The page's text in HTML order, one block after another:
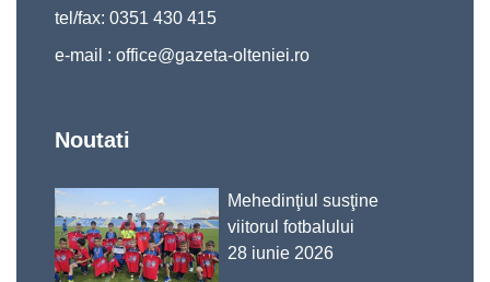
tel/fax: 0351 430 415
e-mail : office@gazeta-olteniei.ro
Noutati
Mehedinţiul susţine
viitorul fotbalului
28 iunie 2026